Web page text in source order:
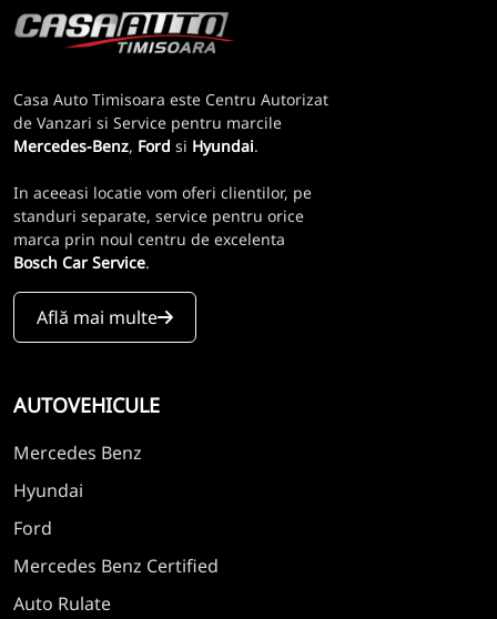
Casa Auto Timisoara este Centru Autorizat
de Vanzari si Service pentru marcile
Mercedes-Benz, Ford si Hyundai.
In aceeasi locatie vom oferi clientilor, pe
standuri separate, service pentru orice
marca prin noul centru de excelenta
Bosch Car Service.
Află mai multe
AUTOVEHICULE
Mercedes Benz
Hyundai
Ford
Mercedes Benz Certified
Auto Rulate